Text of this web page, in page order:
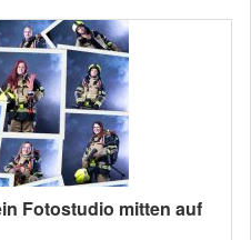
Fotostudio mitten auf